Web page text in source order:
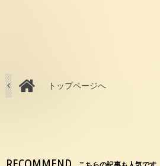
トップページへ